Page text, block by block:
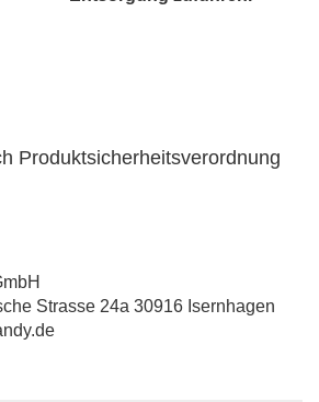
Produktsicherheitsverordnung
Strasse 24a 30916 Isernhagen